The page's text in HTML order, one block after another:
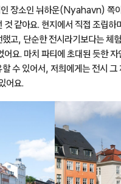
인 장소인 뉘하운(Nyahavn) 쪽
것 같아요. 현지에서 직접 조립하
고, 단순한 전시라기보다는 체
어요. 마치 파티에 초대된 듯한 자
수 있어서, 저희에게는 전시 그
어요.